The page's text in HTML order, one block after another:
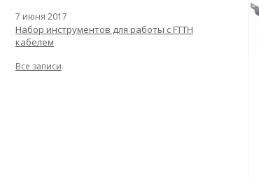
7 июня 2017
Набор инструментов для работы с FTTH
кабелем
Все записи